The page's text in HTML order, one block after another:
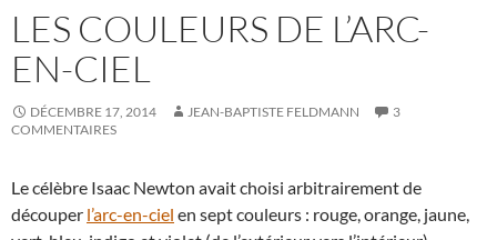
LES COULEURS DE L’ARC-
EN-CIEL
DÉCEMBRE 17, 2014 JEAN-BAPTISTE FELDMANN
3
COMMENTAIRES
Le célèbre Isaac Newton avait choisi arbitrairement de
découper l’arc-en-ciel en sept couleurs : rouge, orange, jaune,